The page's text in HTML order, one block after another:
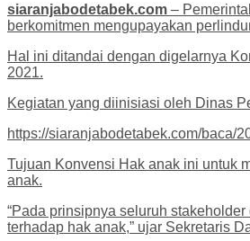
siaranjabodetabek.com –
berkomitmen mengupayakan
Hal ini ditandai dengan digelarnya
2021.
Kegiatan yang diinisiasi oleh Dinas
https://siaranjabodetabek.com/baca/
Tujuan Konvensi Hak anak ini untuk
anak.
“Pada prinsipnya seluruh
terhadap hak anak,” ujar Sekretaris